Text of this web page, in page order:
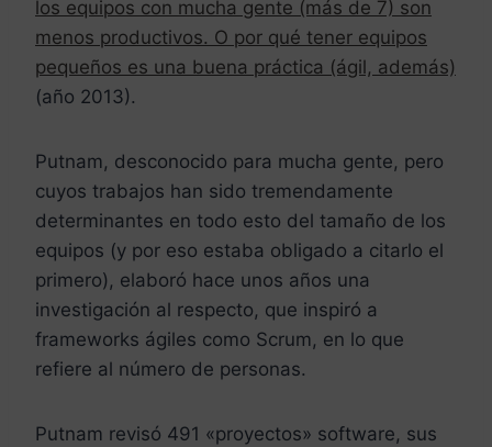
los equipos con mucha gente (más de 7) son
menos productivos. O por qué tener equipos
pequeños es una buena práctica (ágil, además)
(año 2013).
Putnam, desconocido para mucha gente, pero
cuyos trabajos han sido tremendamente
determinantes en todo esto del tamaño de los
equipos (y por eso estaba obligado a citarlo el
primero), elaboró hace unos años una
investigación al respecto, que inspiró a
frameworks ágiles como Scrum, en lo que
refiere al número de personas.
Putnam revisó 491 «proyectos» software, sus